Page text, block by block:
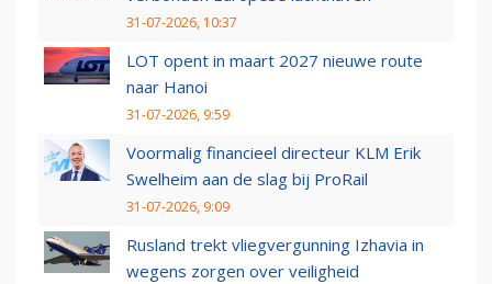
31-07-2026, 10:37
LOT opent in maart 2027 nieuwe route
naar Hanoi
31-07-2026, 9:59
Voormalig financieel directeur KLM Erik
Swelheim aan de slag bij ProRail
31-07-2026, 9:09
Rusland trekt vliegvergunning Izhavia in
wegens zorgen over veiligheid